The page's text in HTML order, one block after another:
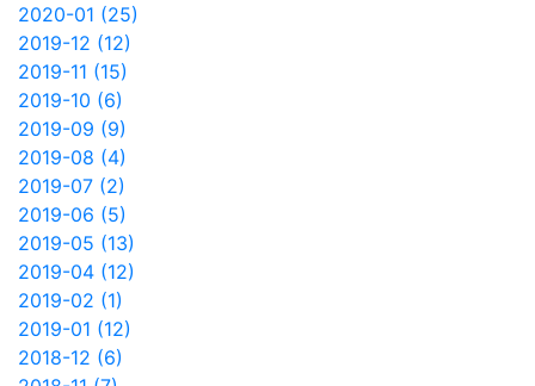
2020-01 (25)
2019-12 (12)
2019-11 (15)
2019-10 (6)
2019-09 (9)
2019-08 (4)
2019-07 (2)
2019-06 (5)
2019-05 (13)
2019-04 (12)
2019-02 (1)
2019-01 (12)
2018-12 (6)